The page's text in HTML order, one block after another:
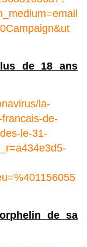
de 18 ans
la-
de-
le-31-
de sa